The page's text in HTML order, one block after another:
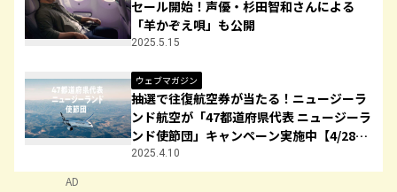
セール開始！声優・杉田智和さんによる
「羊かぞえ唄」も公開
2025.5.15
ウェブマガジン
抽選で往復航空券が当たる！ニュージーラ
ンド航空が「47都道府県代表 ニュージーラ
ンド使節団」キャンペーン実施中【4/28締
切】
2025.4.10
AD